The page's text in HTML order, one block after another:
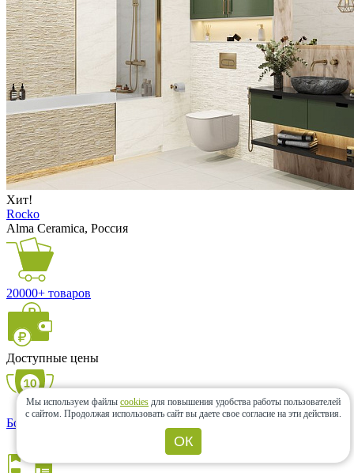
Хит!
Rocko
Alma Ceramica, Россия
20000+ товаров
Доступные цены
Более 10 лет с Вами
Мы используем файлы cookies для повышения удобства работы пользователей
с сайтом. Продолжая использовать сайт вы даете свое согласие на эти действия.
ОК